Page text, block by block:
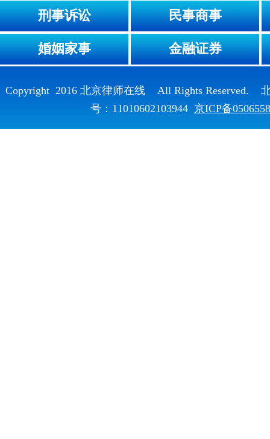
刑事诉讼 民事商事
婚姻家事 金融证券
Copyright 2016 北京律师在线 All Rights Reserved.
号：11010602103944 京ICP备